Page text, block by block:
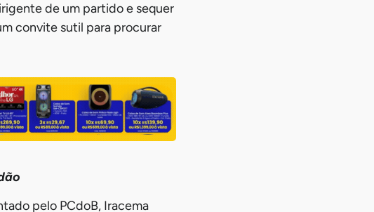
de um partido e sequer
convite sutil para procurar
pelo PCdoB, Iracema